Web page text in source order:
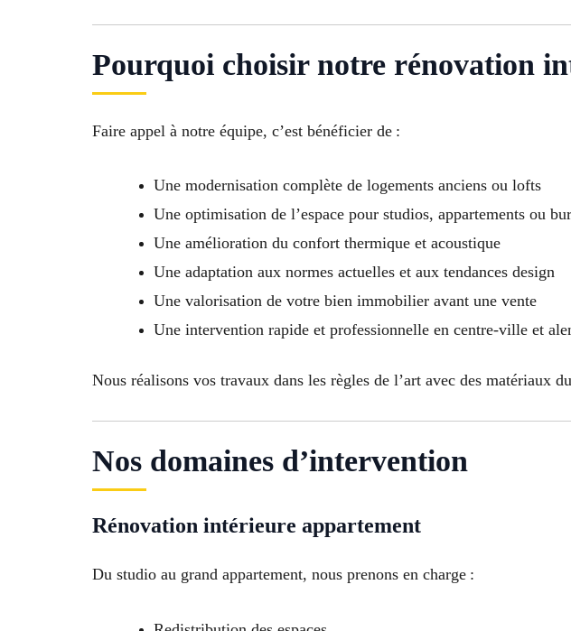
Pourquoi choisir notre rénovation
Faire appel à notre équipe, c’est bénéficier de :
Une modernisation complète de logements anciens ou lofts
Une optimisation de l’espace pour studios, appartements ou
Une amélioration du confort thermique et acoustique
Une adaptation aux normes actuelles et aux tendances design
Une valorisation de votre bien immobilier avant une vente
Une intervention rapide et professionnelle en centre-ville et
Nous réalisons vos travaux dans les règles de l’art avec des matériaux
Nos domaines d’intervention
Rénovation intérieure appartement
Du studio au grand appartement, nous prenons en charge :